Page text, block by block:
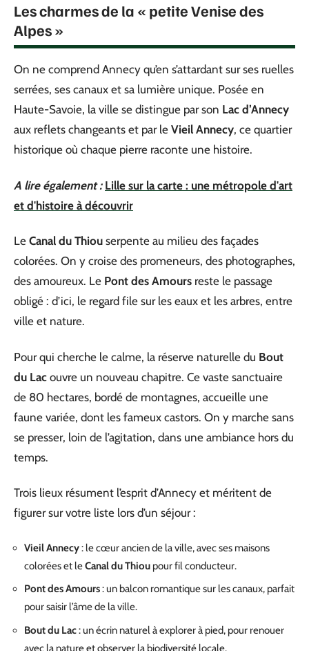
Les charmes de la « petite Venise des
Alpes »
On ne comprend Annecy qu’en s’attardant sur ses ruelles
serrées, ses canaux et sa lumière unique. Posée en
Haute-Savoie, la ville se distingue par son Lac d’Annecy
aux reflets changeants et par le Vieil Annecy, ce quartier
historique où chaque pierre raconte une histoire.
A lire également : Lille sur la carte : une métropole d'art
et d'histoire à découvrir
Le Canal du Thiou serpente au milieu des façades
colorées. On y croise des promeneurs, des photographes,
des amoureux. Le Pont des Amours reste le passage
obligé : d’ici, le regard file sur les eaux et les arbres, entre
ville et nature.
Pour qui cherche le calme, la réserve naturelle du Bout
du Lac ouvre un nouveau chapitre. Ce vaste sanctuaire
de 80 hectares, bordé de montagnes, accueille une
faune variée, dont les fameux castors. On y marche sans
se presser, loin de l’agitation, dans une ambiance hors du
temps.
Trois lieux résument l’esprit d’Annecy et méritent de
figurer sur votre liste lors d’un séjour :
Vieil Annecy: le cœur ancien de la ville, avec ses maisons
colorées et leCanal du Thiou pour fil conducteur.
Pont des Amours: un balcon romantique sur les canaux, parfait
pour saisir l’âme de la ville.
Bout du Lac: un écrin naturel à explorer à pied, pour renouer
avec la nature et observer la biodiversité locale.